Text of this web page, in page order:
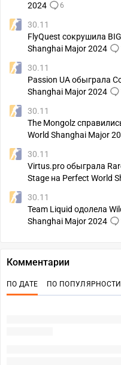
2024
6
30.11
FlyQuest сокрушила
Shanghai Major 2024
30.11
Passion UA обыграла
Shanghai Major 2024
30.11
The Mongolz
World Shanghai Major
30.11
Virtus.pro обыграла
Stage на Perfect World
30.11
Team Liquid одолела
Shanghai Major 2024
Комментарии
ПО ДАТЕ ПО ПОПУЛЯРНОСТИ